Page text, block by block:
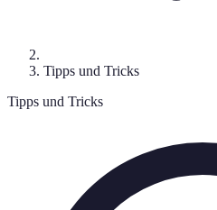
Tipps und Tricks
Tipps und Tricks